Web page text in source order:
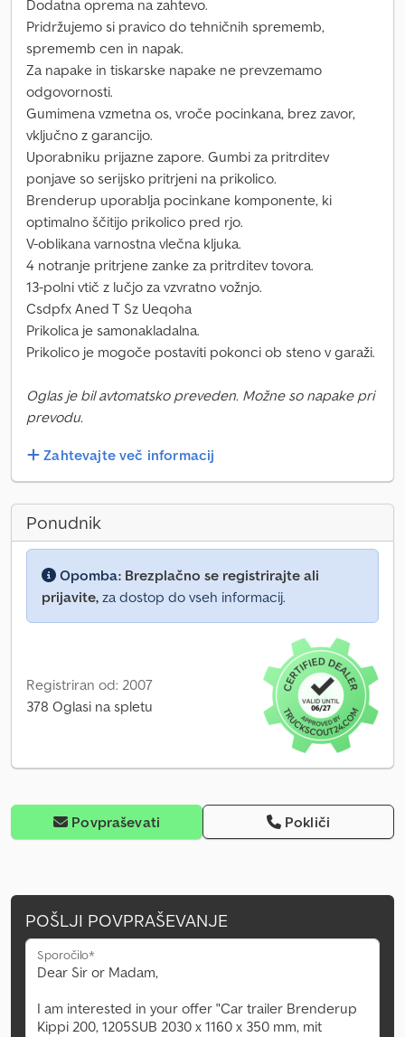
Dodatna oprema na zahtevo.
Pridržujemo si pravico do tehničnih sprememb,
sprememb cen in napak.
Za napake in tiskarske napake ne prevzemamo
odgovornosti.
Gumimena vzmetna os, vroče pocinkana, brez zavor,
vključno z garancijo.
Uporabniku prijazne zapore. Gumbi za pritrditev
ponjave so serijsko pritrjeni na prikolico.
Brenderup uporablja pocinkane komponente, ki
optimalno ščitijo prikolico pred rjo.
V-oblikana varnostna vlečna kljuka.
4 notranje pritrjene zanke za pritrditev tovora.
13-polni vtič z lučjo za vzvratno vožnjo.
Csdpfx Aned T Sz Ueqoha
Prikolica je samonakladalna.
Prikolico je mogoče postaviti pokonci ob steno v garaži.
Oglas je bil avtomatsko preveden. Možne so napake pri
prevodu.
Zahtevajte več informacij
Ponudnik
Opomba: Brezplačno se registrirajte ali
prijavite, za dostop do vseh informacij.
Registriran od: 2007
378 Oglasi na spletu
Povpraševati Pokliči
POŠLJI POVPRAŠEVANJE
Sporočilo*